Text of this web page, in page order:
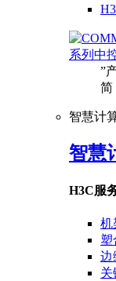
系列中
”
简
智慧计
智慧
H3C服
机
塑
边
关